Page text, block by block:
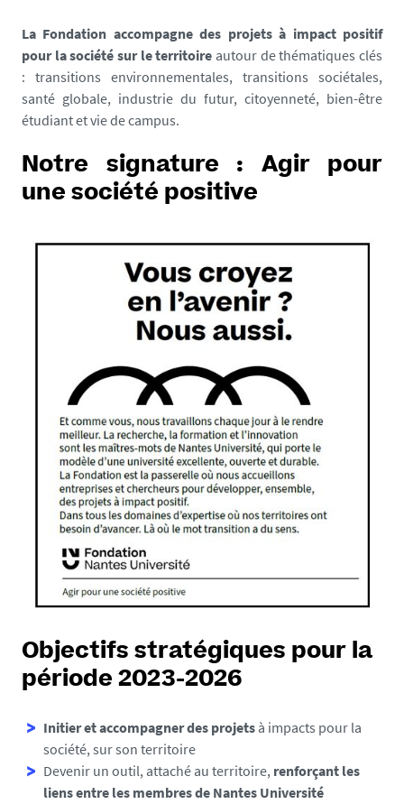
La Fondation accompagne des projets à impact positif
pour la société sur le territoire autour de thématiques clés
: transitions environnementales, transitions sociétales,
santé globale, industrie du futur, citoyenneté, bien-être
étudiant et vie de campus.
Notre signature : Agir pour
une société positive
Objectifs stratégiques pour la
période 2023-2026
Initier et accompagner des projets à impacts pour la
société, sur son territoire
Devenir un outil, attaché au territoire, renforçant les
liens entre les membres de Nantes Université